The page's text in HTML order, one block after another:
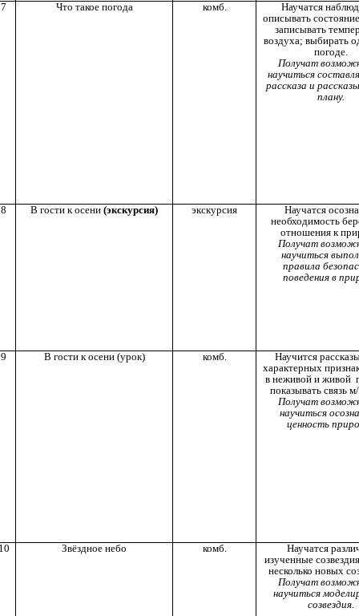
7 Что такое погода комб.
Научатся
описывать
записывать
воздуха; выбирать
погоде.
Получат
научиться
рассказа и
плану.
8 В гости к осени(экскурсия) экскурсия
Научатся
необходимость
отношения к
Получат
научиться
правила
поведения в
9 В гости к осени (урок) комб.
Научится
характерных
в неживой и живой
показывать связь
Получат
научиться
ценность
Звёздное небо комб.
Научатся
изученные
несколько новых
Получат
научиться
созвездия.